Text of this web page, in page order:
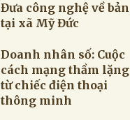
Đưa công nghệ về bản
tại xã Mỹ Đức
Doanh nhân số: Cuộc
cách mạng thầm lặng
từ chiếc điện thoại
thông minh